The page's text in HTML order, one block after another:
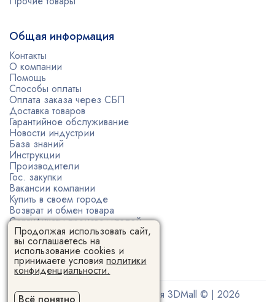
Общая информация
Контакты
О компании
Помощь
Способы оплаты
Оплата заказа через СБП
Доставка товаров
Гарантийное обслуживание
Новости индустрии
База знаний
Инструкции
Производители
Гос. закупки
Вакансии компании
Купить в своем городе
Возврат и обмен товара
Сертификаты производителей
Политика конфиденциальности
Пользовательское соглашение
Поставщик 3D-оборудования 3DMall © | 2026
Продолжая использовать сайт,
вы соглашаетесь на
использование cookies и
принимаете условияполитики
конфиденциальности.